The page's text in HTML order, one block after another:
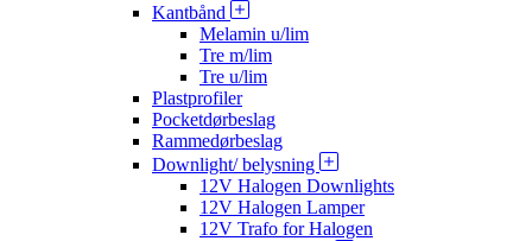
Kantbånd
Melamin u/lim
Tre m/lim
Tre u/lim
Plastprofiler
Pocketdørbeslag
Rammedørbeslag
Downlight/ belysning
12V Halogen Downlights
12V Halogen Lamper
12V Trafo for Halogen